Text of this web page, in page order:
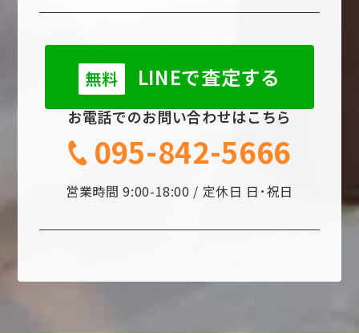
無料 LINEで査定する
お電話でのお問い合わせはこちら
095-842-5666
営業時間 9:00-18:00 / 定休日 日･祝日